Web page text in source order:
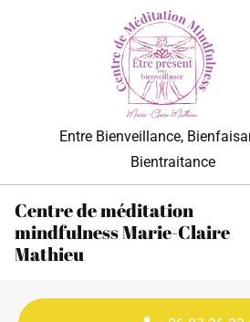
Entre Bienveillance,
Bientraitance
Centre de méditation
mindfulness Marie-Claire
Mathieu